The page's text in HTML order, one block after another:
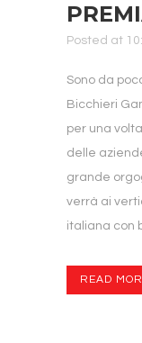
Posted at
Sono da
Bicchieri
per una
delle
grande
verrà ai
italiana con
READ